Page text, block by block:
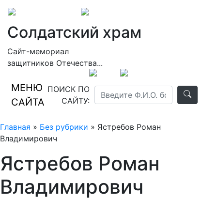
Солдатский храм
Сайт-мемориал
защитников Отечества...
МЕНЮ
САЙТА
ПОИСК ПО
САЙТУ:
Главная » Без рубрики » Ястребов Роман
Владимирович
Ястребов Роман
Владимирович